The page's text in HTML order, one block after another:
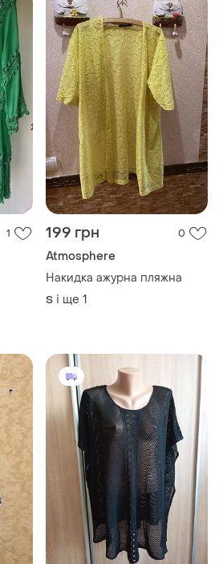
1 199 грн 0
Atmosphere
Накидка ажурна пляжна
S і ще 1